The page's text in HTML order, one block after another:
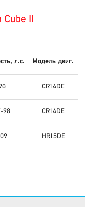
II
л.с. Модель двиг.
CR14DE
98 CR14DE
HR15DE